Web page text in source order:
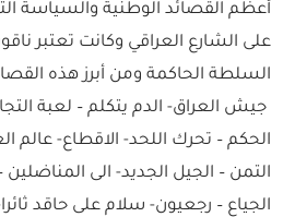
أعظم القصائد الوطنية والسياسة
على الشارع العراقي وكانت تعتبر
السلطة الحاكمة ومن أبرز هذه
جيش العراق- الدم يتكلم – لعبة
الحكم – تحرك اللحد- الاقطاع- عالم
التمن – الجيل الجديد- الى
الجياع – رجعيون- سلام على حاقد